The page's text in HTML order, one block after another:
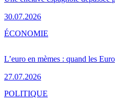
30.07.2026
L’euro en mèmes : quand les
27.07.2026
ÉCONOMIE
POLITIQUE